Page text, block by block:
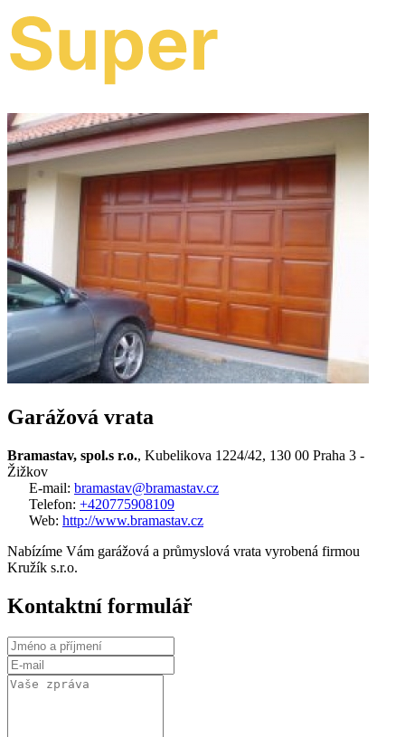
Garážová vrata
Bramastav, spol.s r.o., Kubelikova 1224/42, 130 00 Praha 3 -
Žižkov
E-mail: bramastav@bramastav.cz
Telefon: +420775908109
Web: http://www.bramastav.cz
Nabízíme Vám garážová a průmyslová vrata vyrobená firmou
Kružík s.r.o.
Kontaktní formulář